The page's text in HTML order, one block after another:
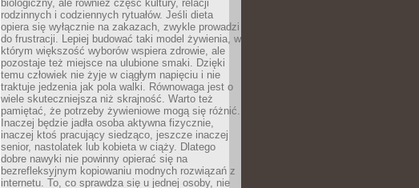
biologiczny, ale również część kultury, relacji
rodzinnych i codziennych rytuałów. Jeśli dieta
opiera się wyłącznie na zakazach, zwykle prowadzi
do frustracji. Lepiej budować taki model żywienia, w
którym większość wyborów wspiera zdrowie, ale
pozostaje też miejsce na ulubione smaki. Dzięki
temu człowiek nie żyje w ciągłym napięciu i nie
traktuje jedzenia jak pola walki. Równowaga jest o
wiele skuteczniejsza niż skrajność. Warto też
pamiętać, że potrzeby żywieniowe mogą się różnić.
Inaczej będzie jadła osoba aktywna fizycznie,
inaczej ktoś pracujący siedząco, jeszcze inaczej
senior, nastolatek lub kobieta w ciąży. Dlatego
dobre nawyki nie powinny opierać się na
bezrefleksyjnym kopiowaniu modnych rozwiązań z
internetu. To, co sprawdza się u jednej osoby, nie